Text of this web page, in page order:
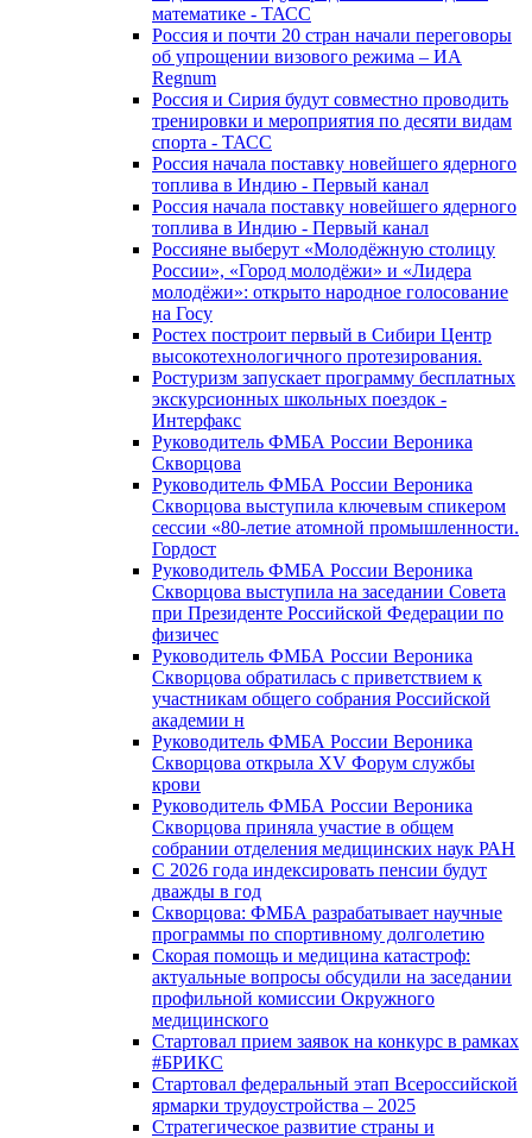
математике - ТАСС
Россия и почти 20 стран начали переговоры
об упрощении визового режима – ИА
Regnum
Россия и Сирия будут совместно проводить
тренировки и мероприятия по десяти видам
спорта - ТАСС
Россия начала поставку новейшего ядерного
топлива в Индию - Первый канал
Россия начала поставку новейшего ядерного
топлива в Индию - Первый канал
Россияне выберут «Молодёжную столицу
России», «Город молодёжи» и «Лидера
молодёжи»: открыто народное голосование
на Госу
Ростех построит первый в Сибири Центр
высокотехнологичного протезирования.
Ростуризм запускает программу бесплатных
экскурсионных школьных поездок -
Интерфакс
Руководитель ФМБА России Вероника
Скворцова
Руководитель ФМБА России Вероника
Скворцова выступила ключевым спикером
сессии «80-летие атомной промышленности.
Гордост
Руководитель ФМБА России Вероника
Скворцова выступила на заседании Совета
при Президенте Российской Федерации по
физичес
Руководитель ФМБА России Вероника
Скворцова обратилась с приветствием к
участникам общего собрания Российской
академии н
Руководитель ФМБА России Вероника
Скворцова открыла XV Форум службы
крови
Руководитель ФМБА России Вероника
Скворцова приняла участие в общем
собрании отделения медицинских наук РАН
С 2026 года индексировать пенсии будут
дважды в год
Скворцова: ФМБА разрабатывает научные
программы по спортивному долголетию
Скорая помощь и медицина катастроф:
актуальные вопросы обсудили на заседании
профильной комиссии Окружного
медицинского
Стартовал прием заявок на конкурс в рамках
#БРИКС
Стартовал федеральный этап Всероссийской
ярмарки трудоустройства – 2025
Стратегическое развитие страны и